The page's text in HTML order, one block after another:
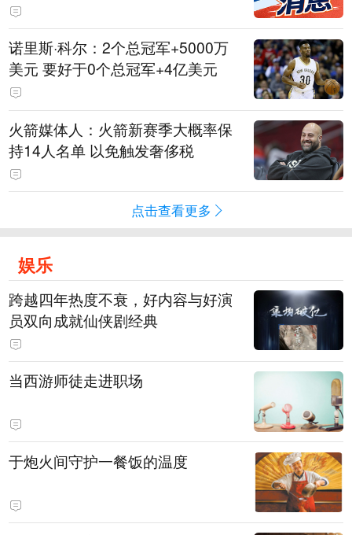
诺里斯·科尔：2个总冠军+5000万
美元 要好于0个总冠军+4亿美元
火箭媒体人：火箭新赛季大概率保
持14人名单 以免触发奢侈税
点击查看更多
娱乐
跨越四年热度不衰，好内容与好演
员双向成就仙侠剧经典
当西游师徒走进职场
于炮火间守护一餐饭的温度